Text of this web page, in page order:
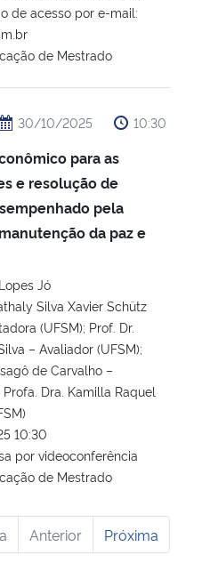
de acesso por e-mail:
de Mestrado
30/10/2025 10:30
para as
e resolução de
pela
da paz e
Jó
Silva Xavier Schütz
(UFSM); Prof. Dr.
– Avaliador (UFSM);
de Carvalho –
Dra. Kamilla Raquel
10:30
por videoconferência
de Mestrado
Anterior Próxima